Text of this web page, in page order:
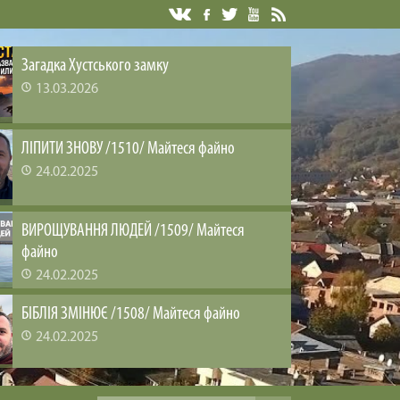
Загадка Хустського замку
13.03.2026
ЛІПИТИ ЗНОВУ /1510/ Майтеся файно
24.02.2025
ВИРОЩУВАННЯ ЛЮДЕЙ /1509/ Майтеся
файно
24.02.2025
БІБЛІЯ ЗМІНЮЄ /1508/ Майтеся файно
24.02.2025